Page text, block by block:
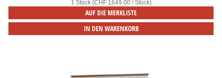
1 Stück (CHF 1649.00 / Stück)
AUF DIE MERKLISTE
IN DEN WARENKORB